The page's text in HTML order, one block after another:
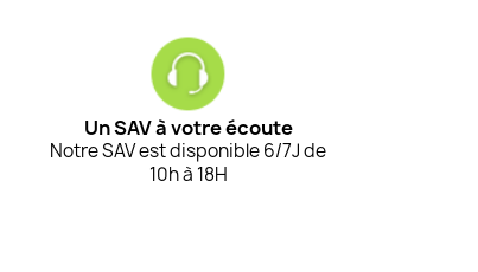
Un SAV à votre écoute
Notre SAV est disponible 6/7J de
10h à 18H